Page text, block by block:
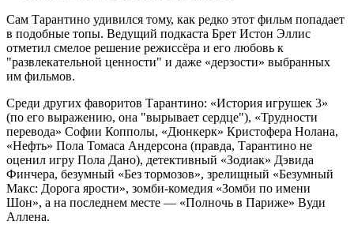
Сам Тарантино удивился тому, как редко этот фильм попадает
в подобные топы. Ведущий подкаста Брет Истон Эллис
отметил смелое решение режиссёра и его любовь к
"развлекательной ценности" и даже «дерзости» выбранных
им фильмов.
Среди других фаворитов Тарантино: «История игрушек 3»
(по его выражению, она "вырывает сердце"), «Трудности
перевода» Софии Копполы, «Дюнкерк» Кристофера Нолана,
«Нефть» Пола Томаса Андерсона (правда, Тарантино не
оценил игру Пола Дано), детективный «Зодиак» Дэвида
Финчера, безумный «Без тормозов», зрелищный «Безумный
Макс: Дорога ярости», зомби-комедия «Зомби по имени
Шон», а на последнем месте — «Полночь в Париже» Вуди
Аллена.